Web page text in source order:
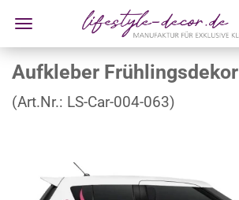
Aufkleber Frühlingsdekor
(Art.Nr.: LS-Car-004-063)